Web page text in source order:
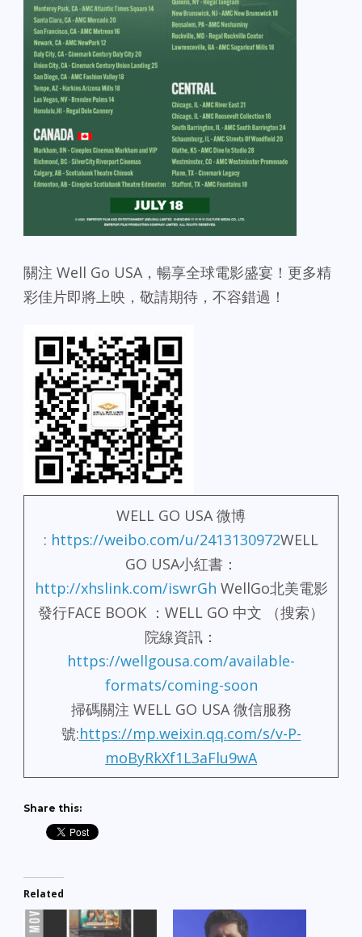
關注 Well Go USA，暢享全球電影盛宴！更多精
彩佳片即將上映，敬請期待，不容錯過！
WELL GO USA 微博
: https://weibo.com/u/2413130972WELL
GO USA小紅書：
http://xhslink.com/iswrGh WellGo北美電影
發行FACE BOOK ：WELL GO 中文 （搜索）
院線資訊：
https://wellgousa.com/available-
formats/coming-soon
掃碼關注 WELL GO USA 微信服務
號:https://mp.weixin.qq.com/s/v-P-
moByRkXf1L3aFlu9wA
Share this:
Related